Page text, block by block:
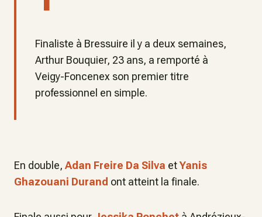
Finaliste à Bressuire il y a deux semaines,
Arthur Bouquier, 23 ans, a remporté à
Veigy-Foncenex son premier titre
professionnel en simple.
En double, Adan Freire Da Silva etYanis
Ghazouani Durand ont atteint la finale.